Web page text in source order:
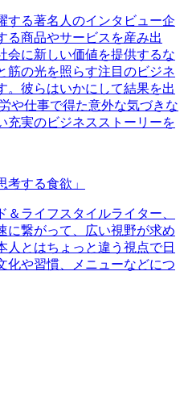
する著名人のインタビュー企
る商品やサービスを産み出
会に新しい価値を提供するな
筋の光を照らす注目のビジネ
。彼らはいかにして結果を出
や仕事で得た意外な気づきな
充実のビジネスストーリーを
考する食欲」
ライフスタイルライター、
に繋がって、広い視野が求め
人とはちょっと違う視点で日
化や習慣、メニューなどにつ